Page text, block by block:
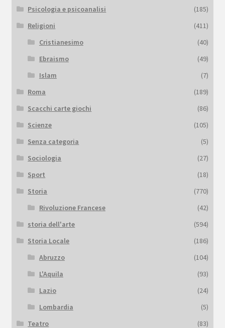
Psicologia e psicoanalisi
(185)
Religioni
(411)
Cristianesimo
(40)
Ebraismo
(49)
Islam
(7)
Roma
(189)
Scacchi carte giochi
(86)
Scienze
(105)
Senza categoria
(5)
Sociologia
(27)
Sport
(18)
Storia
(770)
Rivoluzione Francese
(42)
storia dell'arte
(594)
Storia Locale
(186)
Abruzzo
(104)
L'Aquila
(93)
Lazio
(24)
Lombardia
(5)
Teatro
(83)